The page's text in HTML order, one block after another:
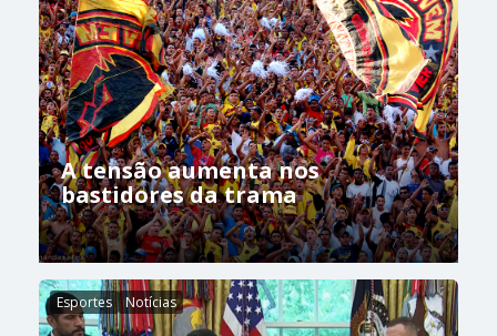
A tensão aumenta nos
bastidores da trama
Esportes Notícias